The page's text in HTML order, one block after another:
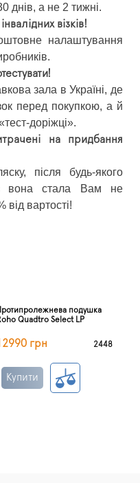
днів, а не 2 тижні.
візків!
налаштування
зала в Україні, де
перед покупкою, а й
доріжці».
на придбання
після будь-якого
вона стала Вам не
від вартості!
подушка
Quadtro Select LP
грн 2448
Купити